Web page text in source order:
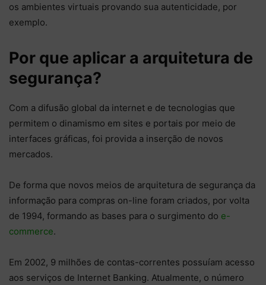
os ambientes virtuais provando sua autenticidade, por
exemplo.
Por que aplicar a arquitetura de
segurança?
Com a difusão global da internet e de tecnologias que
permitem o dinamismo em sites e portais por meio de
interfaces gráficas, foi provida a inserção de novos
mercados.
De forma que novos meios de arquitetura de segurança da
informação para compras on-line foram criados, por volta
de 1994, formando as bases para o surgimento do e-
commerce.
Em 2002, 9 milhões de contas-correntes possuíam acesso
aos serviços de Internet Banking. Atualmente, o número